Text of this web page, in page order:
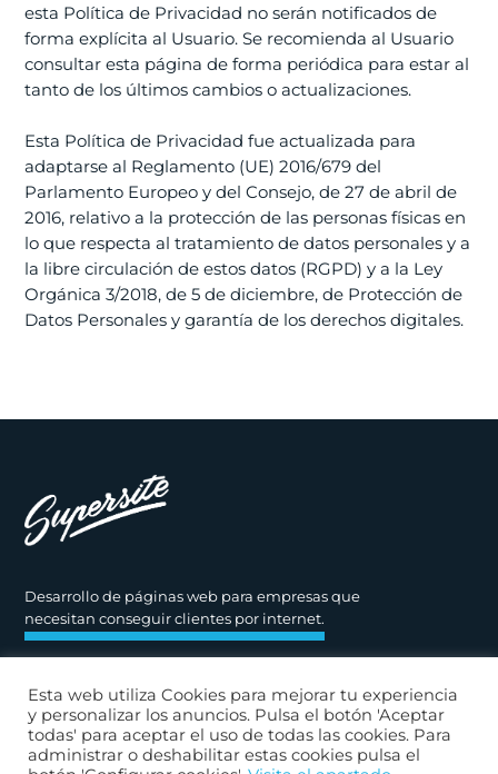
esta Política de Privacidad no serán notificados de
forma explícita al Usuario. Se recomienda al Usuario
consultar esta página de forma periódica para estar al
tanto de los últimos cambios o actualizaciones.
Esta Política de Privacidad fue actualizada para
adaptarse al Reglamento (UE) 2016/679 del
Parlamento Europeo y del Consejo, de 27 de abril de
2016, relativo a la protección de las personas físicas en
lo que respecta al tratamiento de datos personales y a
la libre circulación de estos datos (RGPD) y a la Ley
Orgánica 3/2018, de 5 de diciembre, de Protección de
Datos Personales y garantía de los derechos digitales.
Desarrollo de páginas web para empresasque
necesitan conseguir clientes por internet.
945 660 220
hola@supersite.es
Esta web utiliza Cookies para mejorar tu experiencia
y personalizar los anuncios. Pulsa el botón 'Aceptar
todas' para aceptar el uso de todas las cookies. Para
administrar o deshabilitar estas cookies pulsa el